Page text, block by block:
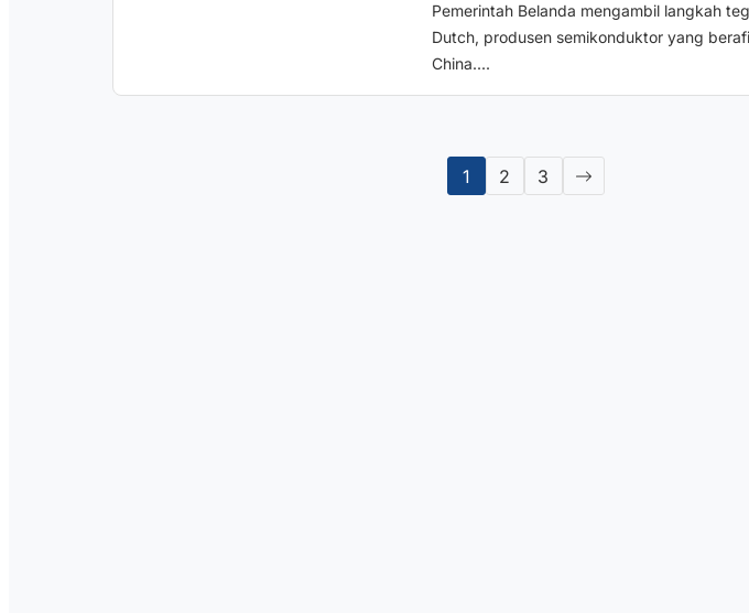
Pemerintah Belanda mengambil langkah
Dutch, produsen semikonduktor yang
China....
1 2 3